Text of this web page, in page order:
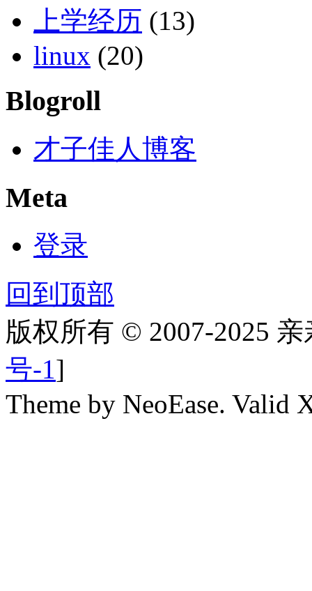
上学经历 (13)
linux (20)
Blogroll
才子佳人博客
Meta
登录
回到顶部
版权所有 © 2007-2025
号-1]
Theme by NeoEase. Valid